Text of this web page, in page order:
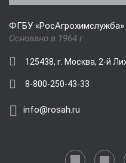
ФГБУ «РосАгрохимслужба»
Основано в 1964 г.
125438, г. Москва, 2-й
8-800-250-43-33
info@rosah.ru